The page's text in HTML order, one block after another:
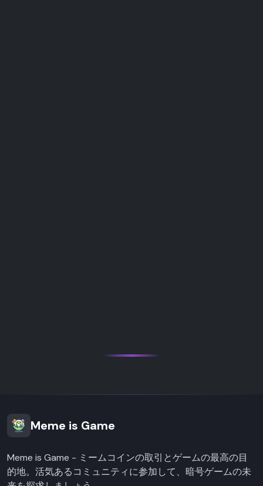
Meme is Game
Meme is Game - ミームコインの取引とゲームの最高の目
的地。活気あるコミュニティに参加して、暗号ゲームの未